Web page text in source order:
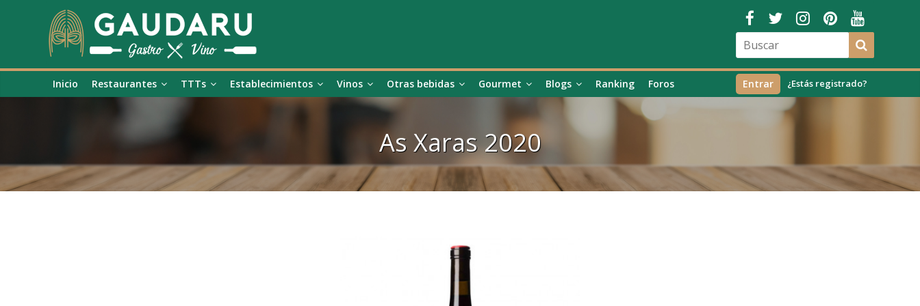
Inicio Restaurantes TTTs Establecimientos Vinos Otras bebidas Gourmet Blogs Ranking Foros ¿Estás registrado?
Entrar
As Xaras 2020